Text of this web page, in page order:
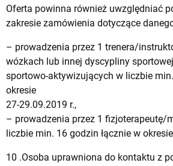
Oferta powinna również uwzględniać
zakresie zamówienia dotyczące
– prowadzenia przez 1 trenera/
wózkach lub innej dyscypliny
sportowo-aktywizujących w liczbie
okresie
27-29.09.2019 r.,
– prowadzenia przez 1 fizjoterapeutę/
liczbie min. 16 godzin łącznie w
10 .Osoba uprawniona do kontaktu z